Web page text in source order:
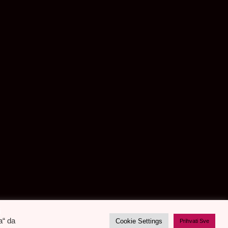
da
Cookie Settings Prihvati Sve